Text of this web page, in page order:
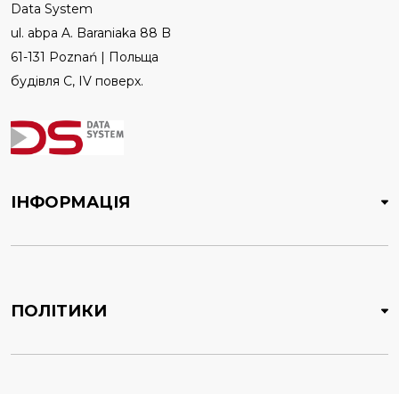
Data System
ul. abpa A. Baraniaka 88 B
61-131 Poznań | Польща
будівля C, IV поверх.
ІНФОРМАЦІЯ
ПОЛІТИКИ